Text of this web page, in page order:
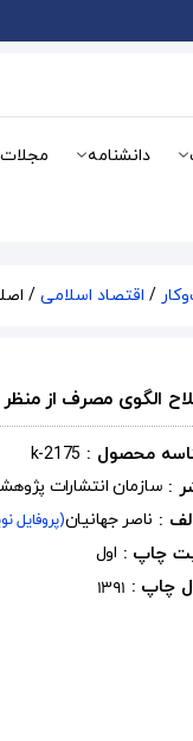
دانشنامه مجلات
/ اقتصاد اسلامی /
الگوی مصرف از
محصول : k-2175
: سازمان انتشارات
: ناصر جهانیان(پروفایل
چاپ : اول
چاپ : 1391